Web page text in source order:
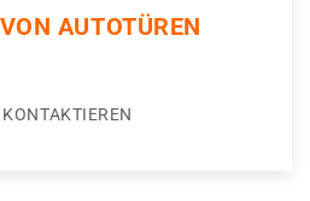
AUTOTÜREN